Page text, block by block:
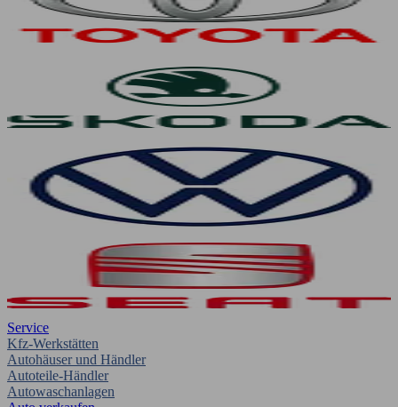
Service
Kfz-Werkstätten
Autohäuser und Händler
Autoteile-Händler
Autowaschanlagen